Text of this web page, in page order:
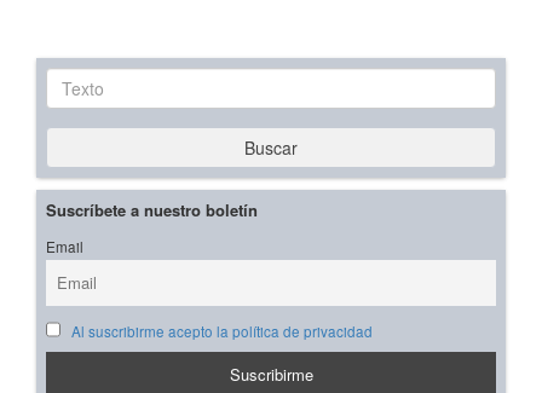
Texto
Buscar
Suscríbete a nuestro boletín
Email
Al suscribirme acepto la política de privacidad